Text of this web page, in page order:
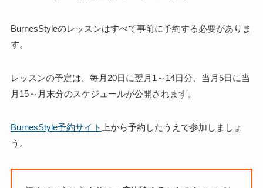
BurnesStyleのレッスンはすべて事前に予約する必要がありま
す。
レッスンの予定は、毎月20日に翌月1～14日分、当月5日に当
月15～月末分のスケジュールが公開されます。
BurnesStyle予約サイト 上から予約したうえで参加しましょ
う。